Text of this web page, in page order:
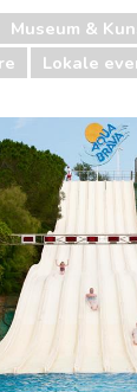
Museum &
Lokale